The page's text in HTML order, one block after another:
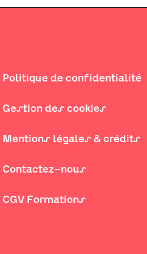
Politique de confidentialité
Gestion des cookies
Mentions légales & crédits
Contactez-nous
CGV Formations